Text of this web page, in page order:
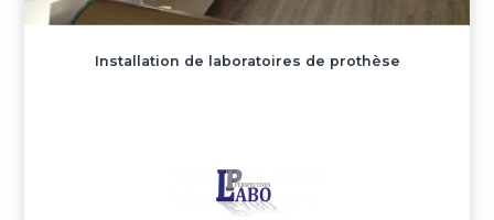
Installation de laboratoires de prothèse